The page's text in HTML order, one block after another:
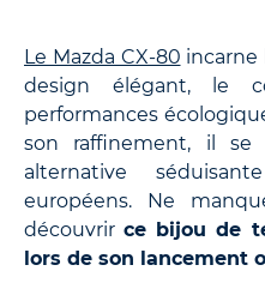
Le Mazda CX-80 incarne
design élégant, le
performances
son raffinement, il se
alternative
européens. Ne
découvrirce bijou de
lors de son lancement